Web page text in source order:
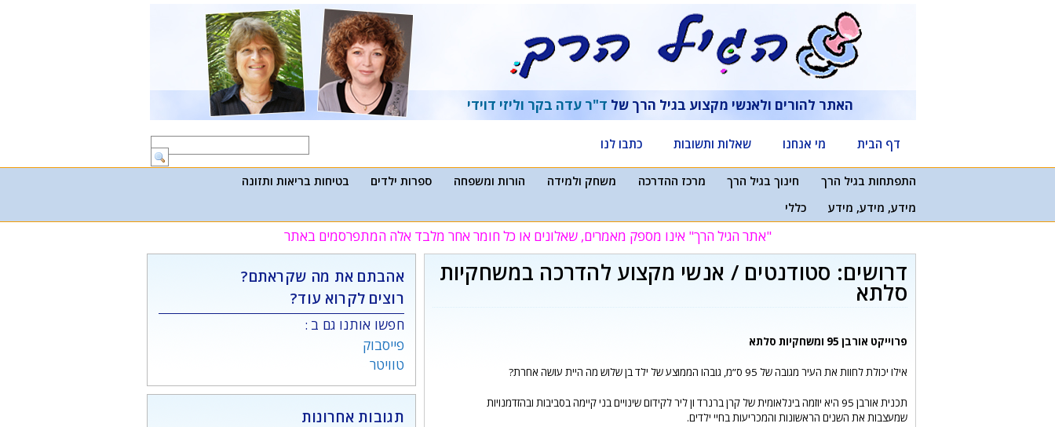
האתר להורים ולאנשי מקצוע בגיל הרך של ד"ר עדה בקר וליזי דוידי
דף הבית מי אנחנו שאלות ותשובות כתבו לנו
התפתחות בגיל הרך חינוך בגיל הרך מרכז ההדרכה משחק ולמידה הורות ומשפחה ספרות ילדים
בטיחות בריאות ותזונה
מידע, מידע, מידע
כללי
"אתר הגיל הרך" אינו מספק מאמרים, שאלונים או כל חומר אחר מלבד אלה המתפרסמים באתר
דרושים: סטודנטים / אנשי מקצוע להדרכה במשחקיות
סלתא
פרוייקט אורבן 95 ומשחקיות סלתא
אילו יכולת לחוות את העיר מגובה של 95 ס”מ, גובהו הממוצע של ילד בן שלוש מה היית עושה אחרת?
תכנית אורבן 95 היא יוזמה בינלאומית של קרן ברנרד ון ליר לקידום שינויים בני קיימה בסביבות ובהזדמנויות
שמעצבות את השנים הראשונות והמכריעות בחיי ילדים.
אהבתם את מה שקראתם?
רוצים לקרוא עוד?
חפשו אותנו גם ב :
פייסבוק
טוויטר
תגובות אחרונות